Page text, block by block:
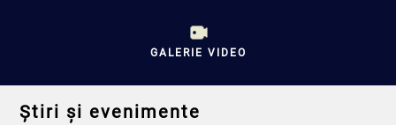
GALERIE VIDEO
Știri și evenimente